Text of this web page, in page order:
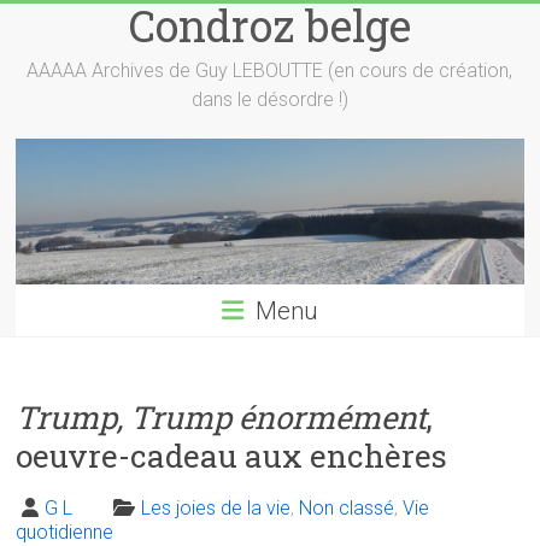
content
Condroz belge
AAAAA Archives de Guy LEBOUTTE (en cours de création,
dans le désordre !)
Menu
Trump, Trump énormément,
oeuvre-cadeau aux enchères
G L Les joies de la vie, Non classé,Vie
quotidienne